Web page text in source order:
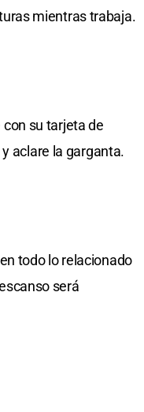
mientras trabaja.
su tarjeta de
aclare la garganta.
todo lo relacionado
será